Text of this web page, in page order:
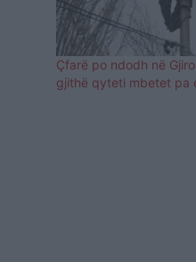
Çfarë po ndodh në
gjithë qyteti mbetet pa